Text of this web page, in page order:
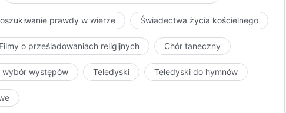
prawdy w wierze Świadectwa życia kościelnego
Filmy o prześladowaniach religijnych Chór taneczny
wybór występów Teledyski Teledyski do hymnów